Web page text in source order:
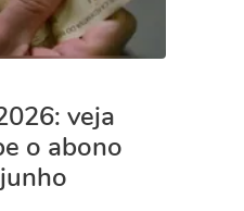
veja
o abono